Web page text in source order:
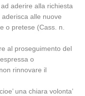
aderire alla richiesta
alle nuove
o pretese (Cass. n.
al proseguimento del
o
rinnovare il
una chiara volonta’